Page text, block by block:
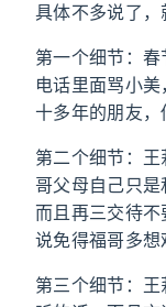
具体不多说了，
第一个细节：
电话里面骂小
十多年的朋友，
第二个细节：
哥父母自己只是
而且再三交待不
说免得福哥多想
第三个细节：